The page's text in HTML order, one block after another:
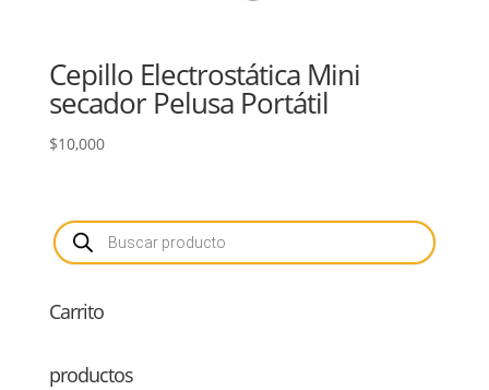
Cepillo Electrostática Mini
secador Pelusa Portátil
$10,000
Búsqueda
de
productos
Carrito
productos